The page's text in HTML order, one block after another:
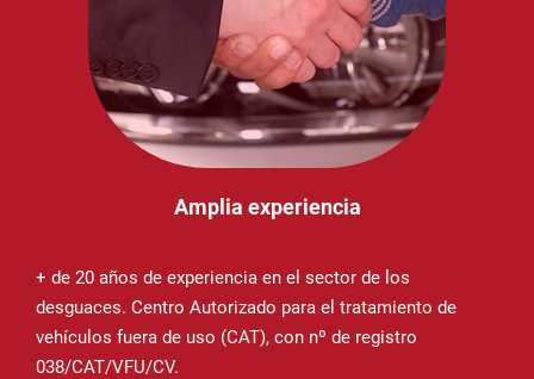
Amplia experiencia
+ de 20 años de experiencia en el sector de los
desguaces. Centro Autorizado para el tratamiento de
vehículos fuera de uso (CAT), con nº de registro
038/CAT/VFU/CV.